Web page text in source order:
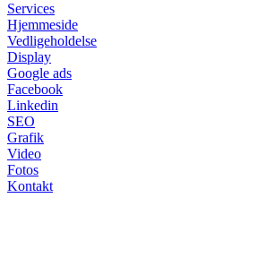
Services
Hjemmeside
Vedligeholdelse
Display
Google ads
Facebook
Linkedin
SEO
Grafik
Video
Fotos
Kontakt